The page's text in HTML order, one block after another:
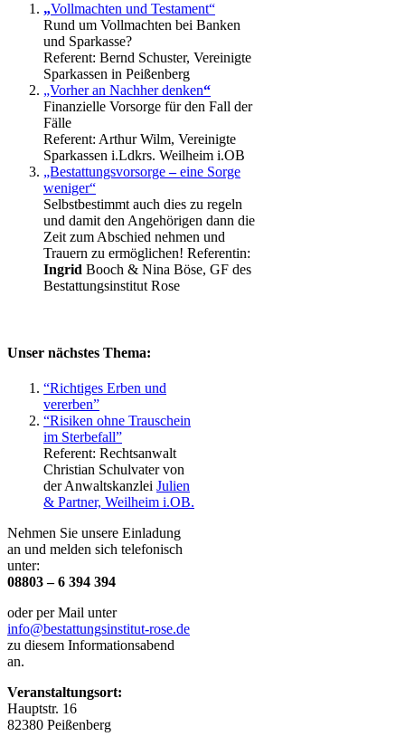
„Vollmachten und Testament“
Rund um Vollmachten bei Banken
und Sparkasse?
Referent: Bernd Schuster, Vereinigte
Sparkassen in Peißenberg
„Vorheran Nachher denken“
Finanzielle Vorsorge für den Fall der
Fälle
Referent: Arthur Wilm, Vereinigte
Sparkassen i.Ldkrs. Weilheim i.OB
„Bestattungsvorsorge–eine Sorge
weniger“
Selbstbestimmt auch dies zu regeln
und damit den Angehörigen dann die
Zeit zum Abschied nehmen und
Trauern zu ermöglichen! Referentin:
Ingrid Booch & Nina Böse, GF des
Bestattungsinstitut Rose
Unser nächstes Thema:
“Richtiges Erben und
vererben”
“Risiken ohne Trauschein
im Sterbefall”
Referent: Rechtsanwalt
Christian Schulvater von
der Anwaltskanzlei Julien
& Partner, Weilheim i.OB.
Nehmen Sie unsere Einladung
an und melden sich telefonisch
unter:
08803 – 6 394 394
oder per Mail unter
info@bestattungsinstitut-rose.de
zu diesem Informationsabend
an.
Veranstaltungsort:
Hauptstr. 16
82380 Peißenberg